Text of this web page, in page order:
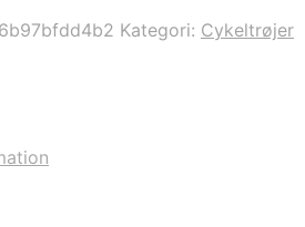
Kategori: Cykeltrøjer